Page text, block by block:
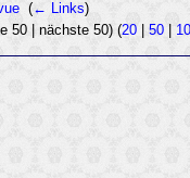
‎ (← Links)
50 | nächste 50) (20 |50